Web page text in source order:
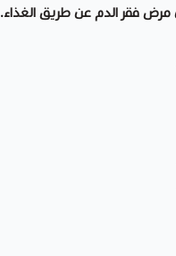
فقر الدم عن طريق الغذاء.